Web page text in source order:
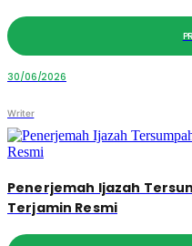
30/06/2026
Writer
Penerjemah Ijazah
Terjamin Resmi